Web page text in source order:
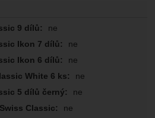
ne
ne
ne
ne
ne
ne